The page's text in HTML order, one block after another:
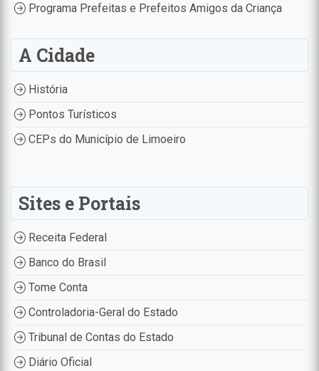
Programa Prefeitas e Prefeitos Amigos da Criança
A Cidade
História
Pontos Turísticos
CEPs do Município de Limoeiro
Sites e Portais
Receita Federal
Banco do Brasil
Tome Conta
Controladoria-Geral do Estado
Tribunal de Contas do Estado
Diário Oficial